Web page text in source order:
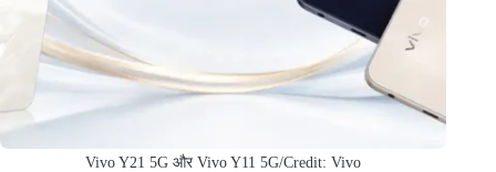
Vivo Y21 5G और Vivo Y11 5G/Credit: Vivo